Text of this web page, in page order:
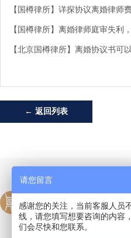
【国樽律所】详探协议离婚律师
【国樽律所】离婚律师庭审失
【北京国樽律所】离婚协议书可
← 返回列表
请您留言
感谢您的关注，当前客服人员
线，请您填写想要咨询的内容
们会尽快和您联系。